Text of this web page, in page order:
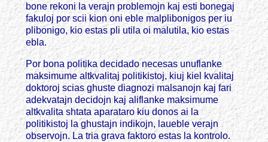
bone rekoni la verajn problemojn kaj esti bonegaj
fakuloj por scii kion oni eble malplibonigos per iu
plibonigo, kio estas pli utila oi malutila, kio estas
ebla.
Por bona politika decidado necesas unuflanke
maksimume altkvalitaj politikistoj, kiuj kiel kvalitaj
doktoroj scias ghuste diagnozi malsanojn kaj fari
adekvatajn decidojn kaj aliflanke maksimume
altkvalita shtata aparataro kiu donos ai la
politikistoj la ghustajn indikojn, laueble verajn
observojn. La tria grava faktoro estas la kontrolo.